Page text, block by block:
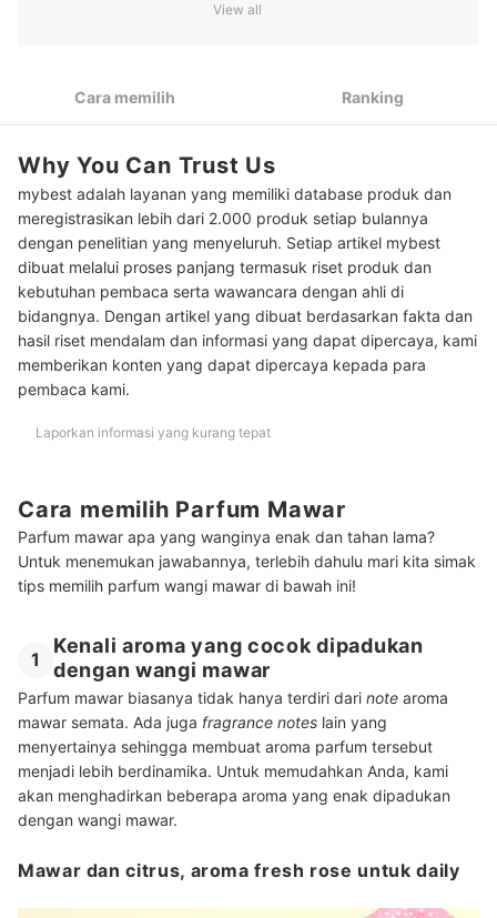
View all
Cara memilih Ranking
Why You Can Trust Us
mybest adalah layanan yang memiliki database produk dan
meregistrasikan lebih dari 2.000 produk setiap bulannya
dengan penelitian yang menyeluruh. Setiap artikel mybest
dibuat melalui proses panjang termasuk riset produk dan
kebutuhan pembaca serta wawancara dengan ahli di
bidangnya. Dengan artikel yang dibuat berdasarkan fakta dan
hasil riset mendalam dan informasi yang dapat dipercaya, kami
memberikan konten yang dapat dipercaya kepada para
pembaca kami.
Laporkan informasi yang kurang tepat
Cara memilih Parfum Mawar
Parfum mawar apa yang wanginya enak dan tahan lama?
Untuk menemukan jawabannya, terlebih dahulu mari kita simak
tips memilih parfum wangi mawar di bawah ini!
1
Kenali aroma yang cocok dipadukan
dengan wangi mawar
Parfum mawar biasanya tidak hanya terdiri dari note aroma
mawar semata. Ada juga fragrance notes lain yang
menyertainya sehingga membuat aroma parfum tersebut
menjadi lebih berdinamika. Untuk memudahkan Anda, kami
akan menghadirkan beberapa aroma yang enak dipadukan
dengan wangi mawar.
Mawar dan citrus, aroma fresh rose untuk daily